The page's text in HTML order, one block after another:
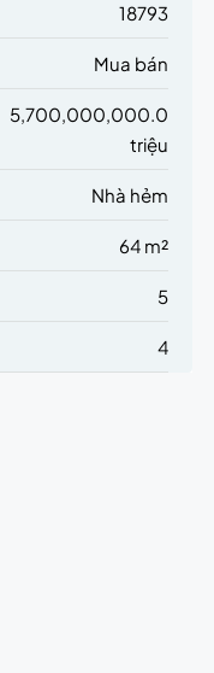
18793
Mua bán
5,700,000,000.0
triệu
Nhà hẻm
64 m²
5
4